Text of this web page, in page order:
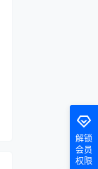
解锁
会员
权限